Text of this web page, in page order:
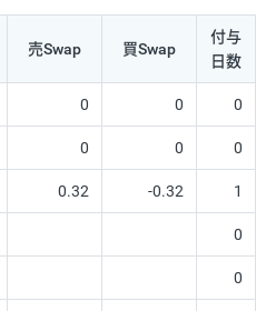
売Swap 買Swap
付与
日数
0 0 0
0 0 0
0.32 -0.32 1
0
0